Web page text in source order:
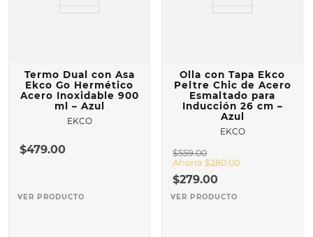
Termo Dual con Asa
Ekco Go Hermético
Acero Inoxidable 900
ml – Azul
EKCO
$479.00
VER PRODUCTO
Olla con Tapa Ekco
Peltre Chic de Acero
Esmaltado para
Inducción 26 cm –
Azul
EKCO
$559.00
Ahorra $280.00
$279.00
VER PRODUCTO